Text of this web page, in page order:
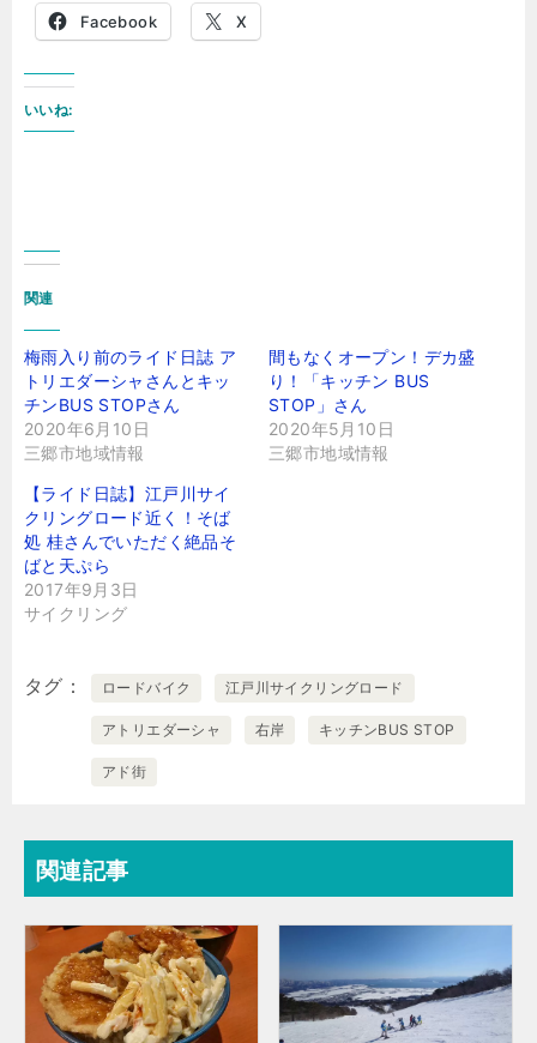
Facebook X
いいね:
関連
梅雨入り前のライド日誌 ア
トリエダーシャさんとキッ
チンBUS STOPさん
2020年6月10日
三郷市地域情報
間もなくオープン！デカ盛
り！「キッチン BUS
STOP」さん
2020年5月10日
三郷市地域情報
【ライド日誌】江戸川サイ
クリングロード近く！そば
処 桂さんでいただく絶品そ
ばと天ぷら
2017年9月3日
サイクリング
タグ ロードバイク 江戸川サイクリングロード
アトリエダーシャ 右岸 キッチンBUS STOP
アド街
関連記事